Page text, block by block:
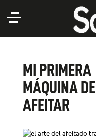
MI PRIMERA
MÁQUINA DE
AFEITAR